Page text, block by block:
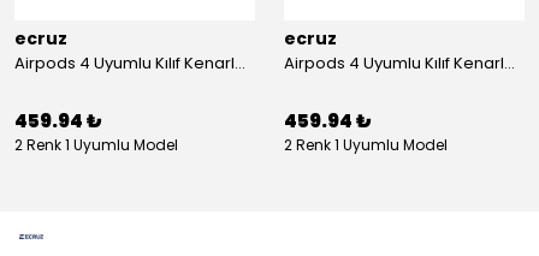
ecruz
Airpods 4 Uyumlu Kılıf Kenarları Renkli Şeffaf Dilimli Silikon Ecruz Airbag 40 Uyumlu Kılıf
459.94 ₺
2 Renk 1 Uyumlu Model
ecruz
Airpods 4 Uyumlu Kılıf Kenarları Renkli Şeffaf Dilimli Silikon Ecruz Airbag 40 Uyumlu Kılıf
459.94 ₺
2 Renk 1 Uyumlu Model